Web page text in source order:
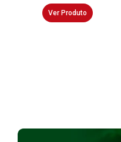
Ver Produto